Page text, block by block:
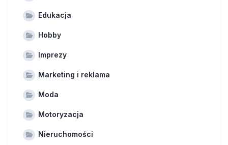
Edukacja
Hobby
Imprezy
Marketing i reklama
Moda
Motoryzacja
Nieruchomości